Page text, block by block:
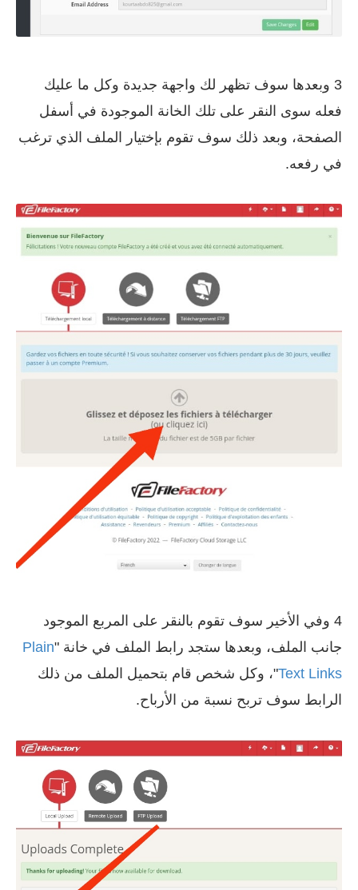
3 وبعدها سوف تظهر لك واجهة جديدة وكل ما عليك
فعله سوى النقر على تلك الخانة الموجودة في أسفل
الصفحة، وبعد ذلك سوف تقوم بإختيار الملف الذي ترغب
في رفعه.
4 وفي الأخير سوف تقوم بالنقر على المربع الموجود
جانب الملف، وبعدها ستجد رابط الملف في خانة "Plain
Text Links"، وكل شخص قام بتحميل الملف من ذلك
الرابط سوف تربح نسبة من الأرباح.